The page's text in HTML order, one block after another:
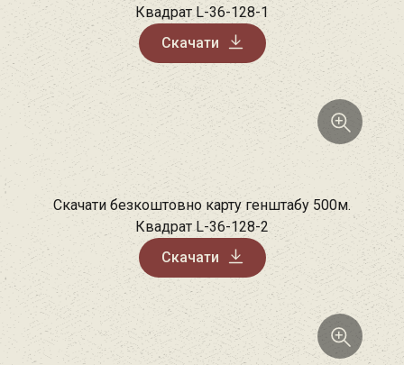
Квадрат L-36-128-1
Скачати
Скачати безкоштовно карту генштабу 500м.
Квадрат L-36-128-2
Скачати